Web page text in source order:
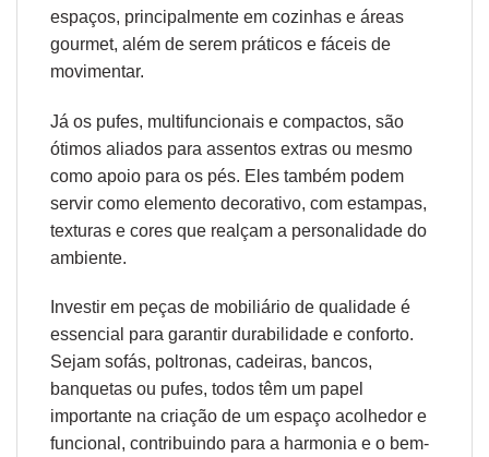
espaços, principalmente em cozinhas e áreas
gourmet, além de serem práticos e fáceis de
movimentar.
Já os pufes, multifuncionais e compactos, são
ótimos aliados para assentos extras ou mesmo
como apoio para os pés. Eles também podem
servir como elemento decorativo, com estampas,
texturas e cores que realçam a personalidade do
ambiente.
Investir em peças de mobiliário de qualidade é
essencial para garantir durabilidade e conforto.
Sejam sofás, poltronas, cadeiras, bancos,
banquetas ou pufes, todos têm um papel
importante na criação de um espaço acolhedor e
funcional, contribuindo para a harmonia e o bem-